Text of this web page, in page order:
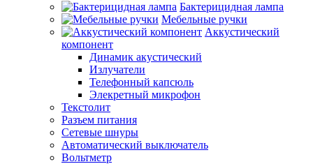
Бактерицидная лампа
Мебельные ручки
Аккустический
компонент
Динамик акустический
Излучатели
Телефонный капсюль
Элекретный микрофон
Текстолит
Разъем питания
Сетевые шнуры
Автоматический выключатель
Вольтметр